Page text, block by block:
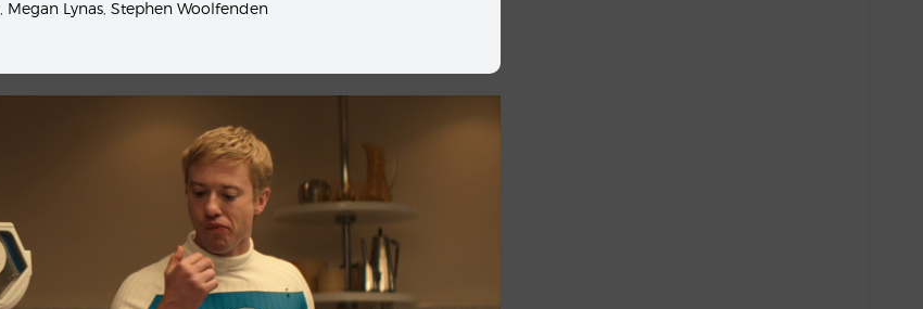
Megan Lynas ,Stephen Woolfenden